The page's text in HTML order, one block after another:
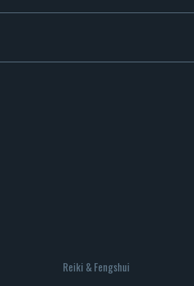
Reiki & Fengshui